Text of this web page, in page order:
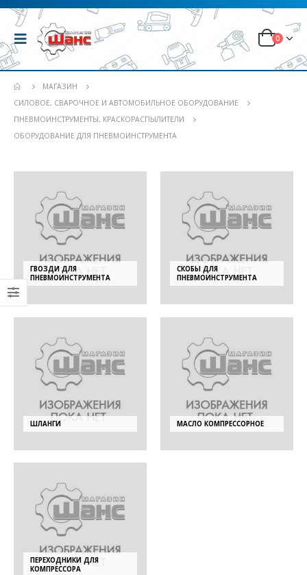
0
МАГАЗИН
СИЛОВОЕ, СВАРОЧНОЕ И АВТОМОБИЛЬНОЕ ОБОРУДОВАНИЕ
ПНЕВМОИНСТРУМЕНТЫ, КРАСКОРАСПЫЛИТЕЛИ
ОБОРУДОВАНИЕ ДЛЯ ПНЕВМОИНСТРУМЕНТА
ГВОЗДИ ДЛЯ
ПНЕВМОИНСТРУМЕНТА
СКОБЫ ДЛЯ
ПНЕВМОИНСТРУМЕНТА
ШЛАНГИ МАСЛО КОМПРЕССОРНОЕ
ПЕРЕХОДНИКИ ДЛЯ
КОМПРЕССОРА